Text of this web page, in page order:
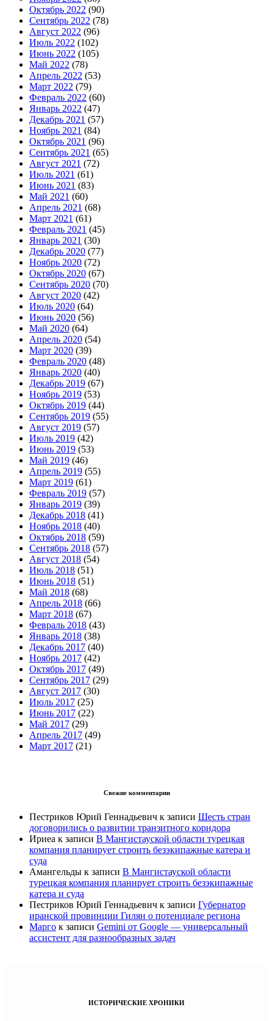
Октябрь 2022 (90)
Сентябрь 2022 (78)
Август 2022 (96)
Июль 2022 (102)
Июнь 2022 (105)
Май 2022 (78)
Апрель 2022 (53)
Март 2022 (79)
Февраль 2022 (60)
Январь 2022 (47)
Декабрь 2021 (57)
Ноябрь 2021 (84)
Октябрь 2021 (96)
Сентябрь 2021 (65)
Август 2021 (72)
Июль 2021 (61)
Июнь 2021 (83)
Май 2021 (60)
Апрель 2021 (68)
Март 2021 (61)
Февраль 2021 (45)
Январь 2021 (30)
Декабрь 2020 (77)
Ноябрь 2020 (72)
Октябрь 2020 (67)
Сентябрь 2020 (70)
Август 2020 (42)
Июль 2020 (64)
Июнь 2020 (56)
Май 2020 (64)
Апрель 2020 (54)
Март 2020 (39)
Февраль 2020 (48)
Январь 2020 (40)
Декабрь 2019 (67)
Ноябрь 2019 (53)
Октябрь 2019 (44)
Сентябрь 2019 (55)
Август 2019 (57)
Июль 2019 (42)
Июнь 2019 (53)
Май 2019 (46)
Апрель 2019 (55)
Март 2019 (61)
Февраль 2019 (57)
Январь 2019 (39)
Декабрь 2018 (41)
Ноябрь 2018 (40)
Октябрь 2018 (59)
Сентябрь 2018 (57)
Август 2018 (54)
Июль 2018 (51)
Июнь 2018 (51)
Май 2018 (68)
Апрель 2018 (66)
Март 2018 (67)
Февраль 2018 (43)
Январь 2018 (38)
Декабрь 2017 (40)
Ноябрь 2017 (42)
Октябрь 2017 (49)
Сентябрь 2017 (29)
Август 2017 (30)
Июль 2017 (25)
Июнь 2017 (22)
Май 2017 (29)
Апрель 2017 (49)
Март 2017 (21)
Свежие комментарии
Пестриков Юрий Геннадьевич к записи Шесть стран
договорились о развитии транзитного коридора
Ириеа к записи В Мангистауской области турецкая
компания планирует строить безэкипажные катера и
суда
Амангельды к записи В Мангистауской области
турецкая компания планирует строить безэкипажные
катера и суда
Пестриков Юрий Геннадьевич к записи Губернатор
иранской провинции Гилян о потенциале региона
Марго к записи Gemini от Google — универсальный
ассистент для разнообразных задач
ИСТОРИЧЕСКИЕ ХРОНИКИ